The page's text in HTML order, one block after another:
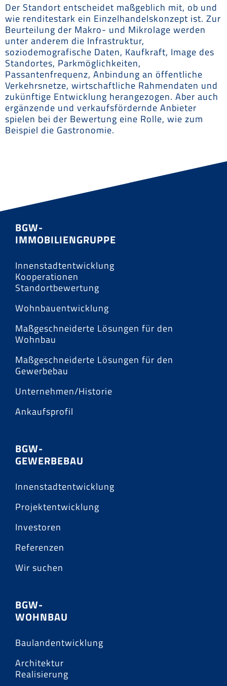
Der Standort entscheidet maßgeblich mit, ob und
wie renditestark ein Einzelhandelskonzept ist. Zur
Beurteilung der Makro- und Mikrolage werden
unter anderem die Infrastruktur,
soziodemografische Daten, Kaufkraft, Image des
Standortes, Parkmöglichkeiten,
Passantenfrequenz, Anbindung an öffentliche
Verkehrsnetze, wirtschaftliche Rahmendaten und
zukünftige Entwicklung herangezogen. Aber auch
ergänzende und verkaufsfördernde Anbieter
spielen bei der Bewertung eine Rolle, wie zum
Beispiel die Gastronomie.
BGW-
IMMOBILIENGRUPPE
Innenstadtentwicklung
Kooperationen
Standortbewertung
Wohnbauentwicklung
Maßgeschneiderte Lösungen für den
Wohnbau
Maßgeschneiderte Lösungen für den
Gewerbebau
Unternehmen/Historie
Ankaufsprofil
BGW-
GEWERBEBAU
Innenstadtentwicklung
Projektentwicklung
Investoren
Referenzen
Wir suchen
BGW-
WOHNBAU
Baulandentwicklung
Architektur
Realisierung